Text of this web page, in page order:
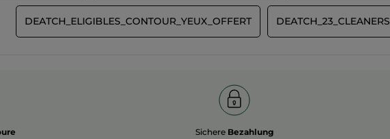
DEATCH_ELIGIBLES_CONTOUR_YEUX_OFFERT
Sichere Bezahlung